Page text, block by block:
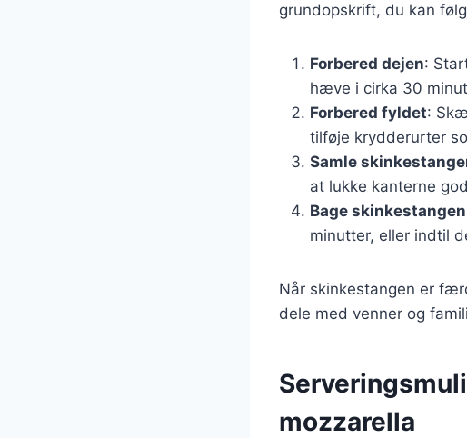
grundopskrift, du kan
Forbered dejen:
hæve i cirka 30
Forbered fyldet:
tilføje krydderurter
Samle
at lukke kanterne
Bage skinkestangen
minutter, eller indtil
Når skinkestangen er
dele med venner og
mozzarella